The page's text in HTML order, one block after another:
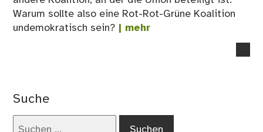
Warum sollte also eine Rot-Rot-Grüne Koalition
undemokratisch sein? | mehr
Suche